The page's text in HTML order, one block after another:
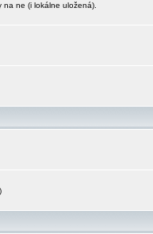
na ne (i lokálne uložená).